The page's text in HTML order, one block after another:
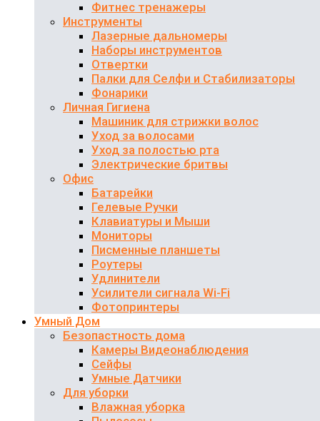
Фитнес тренажеры
Инструменты
Лазерные дальномеры
Наборы инструментов
Отвертки
Палки для Селфи и Стабилизаторы
Фонарики
Личная Гигиена
Машиник для стрижки волос
Уход за волосами
Уход за полостью рта
Электрические бритвы
Офис
Батарейки
Гелевые Ручки
Клавиатуры и Мыши
Мониторы
Писменные планшеты
Роутеры
Удлинители
Усилители сигнала Wi-Fi
Фотопринтеры
Умный Дом
Безопастность дома
Камеры Видеонаблюдения
Сейфы
Умные Датчики
Для уборки
Влажная уборка